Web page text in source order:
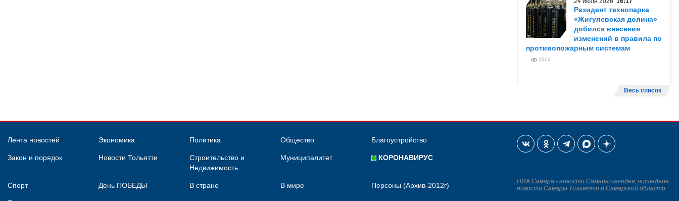
Резидент технопарка
«Жигулевская долина»
добился внесения
изменений в правила по
противопожарным системам
1202
Весь список
Лента новостей Экономика Политика Общество Благоустройство
Закон и порядок Новости Тольятти
Строительство и
Недвижимость
Муниципалитет КОРОНАВИРУС
Спорт День ПОБЕДЫ В стране В мире Персоны (Архив-2012г)
НИА Самара - новости Самары сегодня, последние
новости Самары Тольятти и Самарской области